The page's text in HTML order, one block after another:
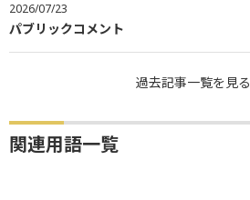
2026/07/23
パブリックコメント
過去記事一覧を見る
関連用語一覧